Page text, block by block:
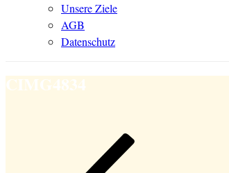
Unsere Ziele
AGB
Datenschutz
CIMG4834
Beitragsnavigation